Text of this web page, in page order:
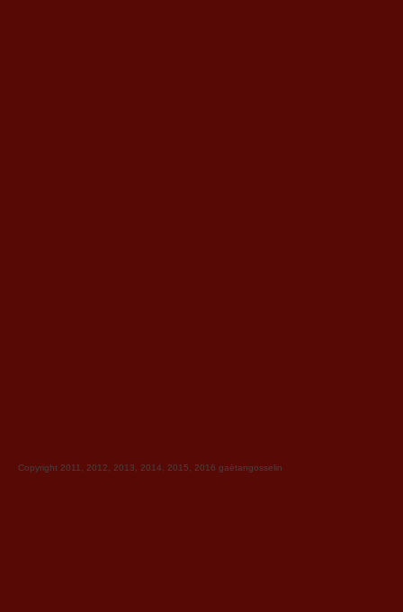
Copyright 2011, 2012, 2013, 2014, 2015, 2016 gaëtangosselin